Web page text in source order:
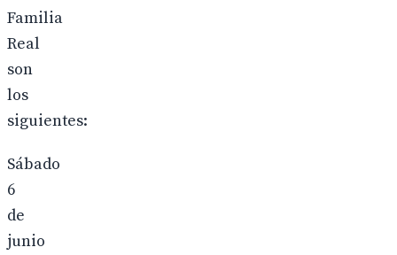
Familia
Real
son
los
siguientes:
Sábado
6
de
junio